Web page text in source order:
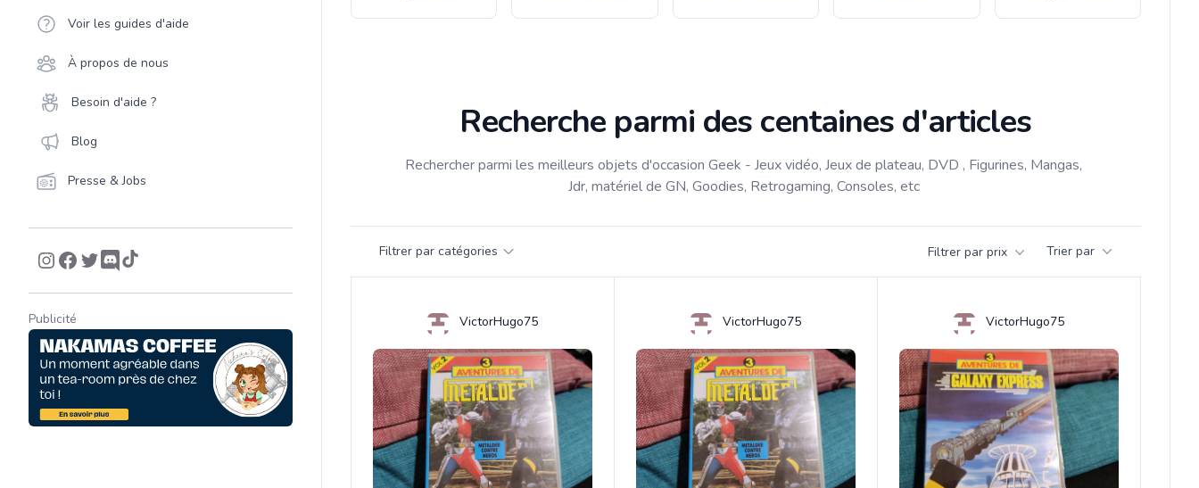
Voir les guides d'aide
À propos de nous
Besoin d'aide ?
Blog
Presse & Jobs
Publicité
Recherche parmi des centaines d'articles
Rechercher parmi les meilleurs objets d'occasion Geek - Jeux vidéo, Jeux de plateau, DVD , Figurines, Mangas,
Jdr, matériel de GN, Goodies, Retrogaming, Consoles, etc
Filtrer par catégories Filtrer par prix Trier par
VictorHugo75 VictorHugo75 VictorHugo75